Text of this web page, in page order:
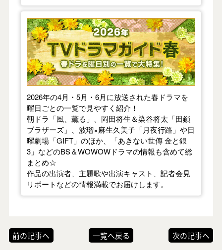
【2026年春】TVドラマガイド
2026年の4月・5月・6月に放送された春ドラマを
曜日ごとの一覧で見やすく紹介！
朝ドラ「風、薫る」、岡田将生＆染谷将太「田鎖
ブラザーズ」、波瑠×麻生久美子「月夜行路」や日
曜劇場「GIFT」のほか、「あきない世傳 金と銀
3」などのBS＆WOWOWドラマの情報も含めて総
まとめ☆
作品の出演者、主題歌や出演キャスト、記者会見
リポートなどの情報満載でお届けします。
前の記事へ 一覧へ戻る 次の記事へ